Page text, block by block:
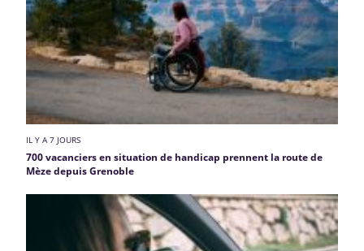
IL Y A 7 JOURS
700 vacanciers en situation de handicap prennent la route de
Mèze depuis Grenoble